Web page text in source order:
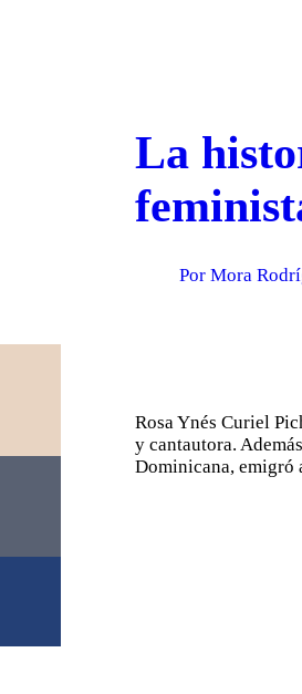
La
Por Mora
Rosa Ynés Curiel
y cantautora.
Dominicana, emigró